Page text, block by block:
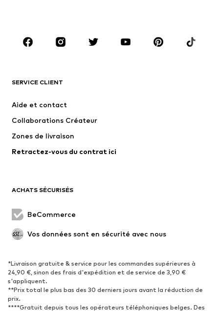
Accessoires
Premium
Nouveautés
Lingerie
Manteaux
Jupes
Occasions spéciales
Nouveautés
Tendance
Baskets
Escarpins et talons hauts
Bottes
Sandales
Chaussures basses
SERVICE CLIENT
Aide et contact
Collaborations Créateur
Zones de livraison
Retractez-vous du contrat ici
ACHATS SÉCURISÉS
BeCommerce
Vos données sont en sécurité avec nous
*Livraison gratuite & service pour les commandes supérieures à
24,90 €, sinon des frais d'expédition et de service de 3,90 €
s'appliquent.
**Prix total le plus bas des 30 derniers jours avant la réduction de
prix.
****Gratuit depuis tous les opérateurs téléphoniques belges. Des